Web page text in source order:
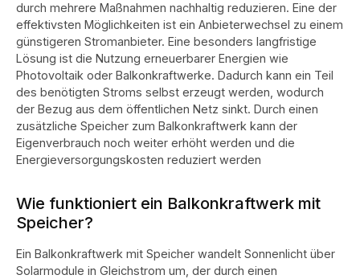
durch mehrere Maßnahmen nachhaltig reduzieren. Eine der
effektivsten Möglichkeiten ist ein Anbieterwechsel zu einem
günstigeren Stromanbieter. Eine besonders langfristige
Lösung ist die Nutzung erneuerbarer Energien wie
Photovoltaik oder Balkonkraftwerke. Dadurch kann ein Teil
des benötigten Stroms selbst erzeugt werden, wodurch
der Bezug aus dem öffentlichen Netz sinkt. Durch einen
zusätzliche Speicher zum Balkonkraftwerk kann der
Eigenverbrauch noch weiter erhöht werden und die
Energieversorgungskosten reduziert werden
Wie funktioniert ein Balkonkraftwerk mit
Speicher?
Ein Balkonkraftwerk mit Speicher wandelt Sonnenlicht über
Solarmodule in Gleichstrom um, der durch einen